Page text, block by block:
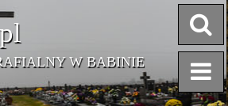
W BABINIE